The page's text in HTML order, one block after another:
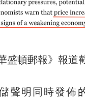
盛頓郵報》報道
明同時發佈的